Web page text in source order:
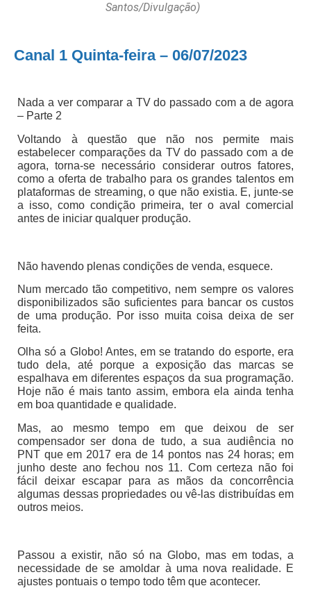
Santos/Divulgação)
Canal 1 Quinta-feira – 06/07/2023
Nada a ver comparar a TV do passado com a de agora
– Parte 2
Voltando à questão que não nos permite mais
estabelecer comparações da TV do passado com a de
agora, torna-se necessário considerar outros fatores,
como a oferta de trabalho para os grandes talentos em
plataformas de streaming, o que não existia. E, junte-se
a isso, como condição primeira, ter o aval comercial
antes de iniciar qualquer produção.
Não havendo plenas condições de venda, esquece.
Num mercado tão competitivo, nem sempre os valores
disponibilizados são suficientes para bancar os custos
de uma produção. Por isso muita coisa deixa de ser
feita.
Olha só a Globo! Antes, em se tratando do esporte, era
tudo dela, até porque a exposição das marcas se
espalhava em diferentes espaços da sua programação.
Hoje não é mais tanto assim, embora ela ainda tenha
em boa quantidade e qualidade.
Mas, ao mesmo tempo em que deixou de ser
compensador ser dona de tudo, a sua audiência no
PNT que em 2017 era de 14 pontos nas 24 horas; em
junho deste ano fechou nos 11. Com certeza não foi
fácil deixar escapar para as mãos da concorrência
algumas dessas propriedades ou vê-las distribuídas em
outros meios.
Passou a existir, não só na Globo, mas em todas, a
necessidade de se amoldar à uma nova realidade. E
ajustes pontuais o tempo todo têm que acontecer.